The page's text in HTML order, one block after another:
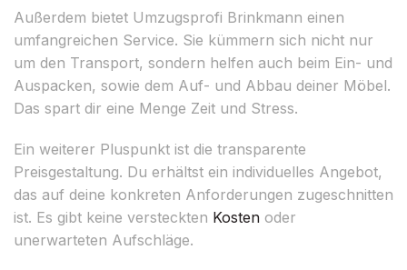
Außerdem bietet Umzugsprofi Brinkmann einen
umfangreichen Service. Sie kümmern sich nicht nur
um den Transport, sondern helfen auch beim Ein- und
Auspacken, sowie dem Auf- und Abbau deiner Möbel.
Das spart dir eine Menge Zeit und Stress.
Ein weiterer Pluspunkt ist die transparente
Preisgestaltung. Du erhältst ein individuelles Angebot,
das auf deine konkreten Anforderungen zugeschnitten
ist. Es gibt keine versteckten Kosten oder
unerwarteten Aufschläge.